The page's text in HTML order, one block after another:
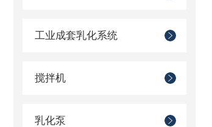
工业成套乳化系统
搅拌机
乳化泵